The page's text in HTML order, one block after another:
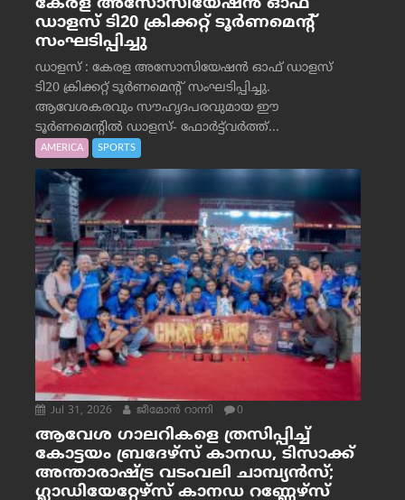
ഡാളസ് ടി20 ക്രിക്കറ്റ് ടൂർണമെന്റ്
സംഘടിപ്പിച്ചു
ഡാളസ് : കേരള അസോസിയേഷൻ ഓഫ് ഡാളസ്
ടി20 ക്രിക്കറ്റ് ടൂർണമെന്റ് സംഘടിപ്പിച്ചു.
ആവേശകരവും സൗഹൃദപരവുമായ ഈ
ടൂർണമെന്റിൽ ഡാളസ്- ഫോർട്ട്‌വര്‍ത്ത്...
AMERICA SPORTS
Jul 31, 2026 ജീമോന്‍ റാന്നി 0
ആവേശ ഗാലറികളെ ത്രസിപ്പിച്ച്
കോട്ടയം ബ്രദേഴ്‌സ് കാനഡ, ടിസാക്ക്
അന്താരാഷ്ട്ര വടംവലി ചാമ്പ്യന്‍സ്;
ഗ്ലാഡിയേറ്റേഴ്‌സ് കാനഡ റണ്ണേഴ്‌സ്